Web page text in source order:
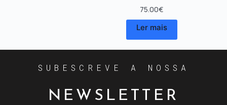
75.00€
Ler mais
SUBESCREVE A NOSSA
NEWSLETTER